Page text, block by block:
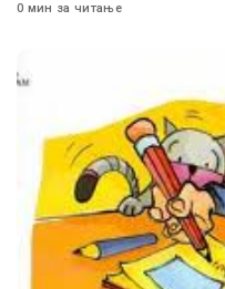
0 мин за читање